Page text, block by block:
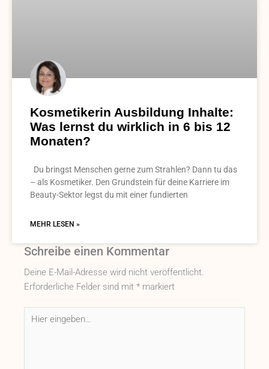
Kosmetikerin Ausbildung Inhalte:
Was lernst du wirklich in 6 bis 12
Monaten?
Du bringst Menschen gerne zum Strahlen? Dann tu das
– als Kosmetiker. Den Grundstein für deine Karriere im
Beauty-Sektor legst du mit einer fundierten
MEHR LESEN »
Schreibe einen Kommentar
Deine E-Mail-Adresse wird nicht veröffentlicht.
Erforderliche Felder sind mit * markiert
Hier